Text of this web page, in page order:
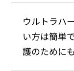
ウルトラハ
い方は簡単
護のために